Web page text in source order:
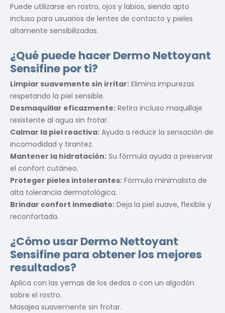
Puede utilizarse en rostro, ojos y labios, siendo apto
incluso para usuarios de lentes de contacto y pieles
altamente sensibilizadas.
¿Qué puede hacer Dermo Nettoyant
Sensifine por ti?
Limpiar suavemente sin irritar: Elimina impurezas
respetando la piel sensible.
Desmaquillar eficazmente: Retira incluso maquillaje
resistente al agua sin frotar.
Calmar la piel reactiva: Ayuda a reducir la sensación de
incomodidad y tirantez.
Mantener la hidratación: Su fórmula ayuda a preservar
el confort cutáneo.
Proteger pieles intolerantes: Fórmula minimalista de
alta tolerancia dermatológica.
Brindar confort inmediato: Deja la piel suave, flexible y
reconfortada.
¿Cómo usar Dermo Nettoyant
Sensifine para obtener los mejores
resultados?
Aplica con las yemas de los dedos o con un algodón
sobre el rostro.
Masajea suavemente sin frotar.